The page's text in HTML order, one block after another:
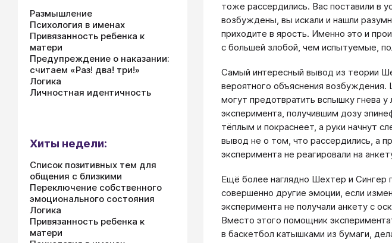
тоже рассердились. Вас поставили в
возбуждены, вы искали и нашли
приходите в ярость. Именно это и
с большей злобой, чем испытуемые,
Самый интересный вывод из теории
вероятного объяснения
могут предотвратить вспышку гнева
эксперимента, получившим дозу
тёплым и покраснеет, а руки начнут
вывод не о том, что рассердились, а
эксперимента не реагировали на
Ещё более наглядно Шехтер и Сингер
совершенно другие эмоции, если
эксперимента не получали анкету с
Вместо этого помощник
в баскетбол катышками из бумаги,
Размышление
Психология в именах
Привязанность ребенка к
матери
Предупреждение о наказании:
считаем «Раз! два! три!»
Логика
Личностная идентичность
Хиты недели:
Список позитивных тем для
общения с близкими
Переключение собственного
эмоционального состояния
Логика
Привязанность ребенка к
матери